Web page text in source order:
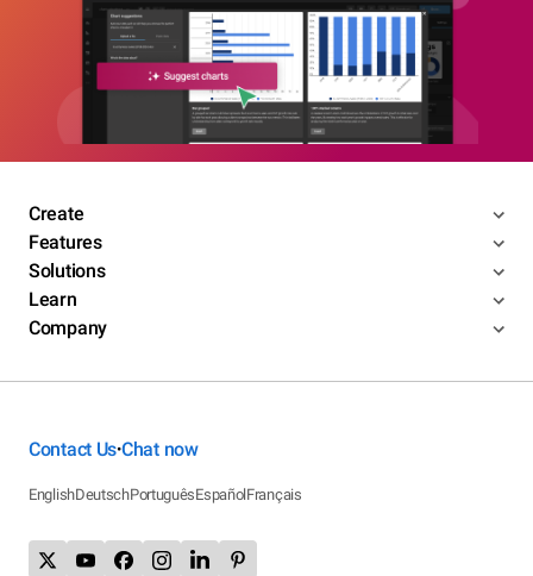
Create
Features
Solutions
Learn
Company
Contact Us•Chat now
EnglishDeutschPortuguêsEspañolFrançais